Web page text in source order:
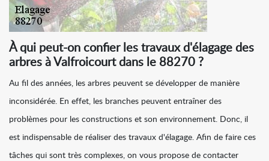
À qui peut-on confier les travaux d'élagage des
arbres à Valfroicourt dans le 88270 ?
Au fil des années, les arbres peuvent se développer de manière
inconsidérée. En effet, les branches peuvent entraîner des
problèmes pour les constructions et son environnement. Donc, il
est indispensable de réaliser des travaux d'élagage. Afin de faire ces
tâches qui sont très complexes, on vous propose de contacter